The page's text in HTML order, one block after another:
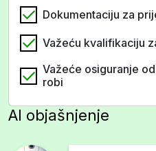
Dokumentaciju za
Važeću kvalifikaciju
Važeće osiguranje
robi
AI objašnjenje